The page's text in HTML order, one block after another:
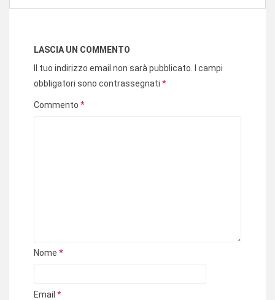
LASCIA UN COMMENTO
Il tuo indirizzo email non sarà pubblicato. I campi
obbligatori sono contrassegnati *
Commento *
Nome *
Email *